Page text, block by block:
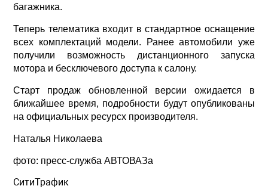
багажника.
Теперь телематика входит в стандартное оснащение
всех комплектаций модели. Ранее автомобили уже
получили возможность дистанционного запуска
мотора и бесключевого доступа к салону.
Старт продаж обновленной версии ожидается в
ближайшее время, подробности будут опубликованы
на официальных ресурсх производителя.
Наталья Николаева
фото: пресс-служба АВТОВАЗа
СитиТрафик